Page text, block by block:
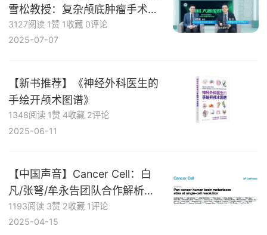
雪松教授：复杂颅底肿瘤手术技
术的创新探索与突破性发展
3127阅读 1赞 1收藏 0评论
2025-07-07
【新书推荐】《神经外科医生的
手绘开颅术图谱》
1348阅读 1赞 4收藏 2评论
2025-06-11
【中国声音】Cancer Cell：白
凡/张弩/牟永告团队合作解析肿
瘤脑转移特征，并提供防治新靶
点
1193阅读 3赞 2收藏 1评论
2025-04-15